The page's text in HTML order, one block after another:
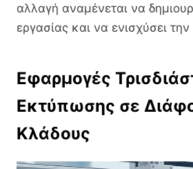
αλλαγή αναμένεται να
εργασίας και να ενισχύσει την
Εφαρμογές
Εκτύπωσης σε
Κλάδους